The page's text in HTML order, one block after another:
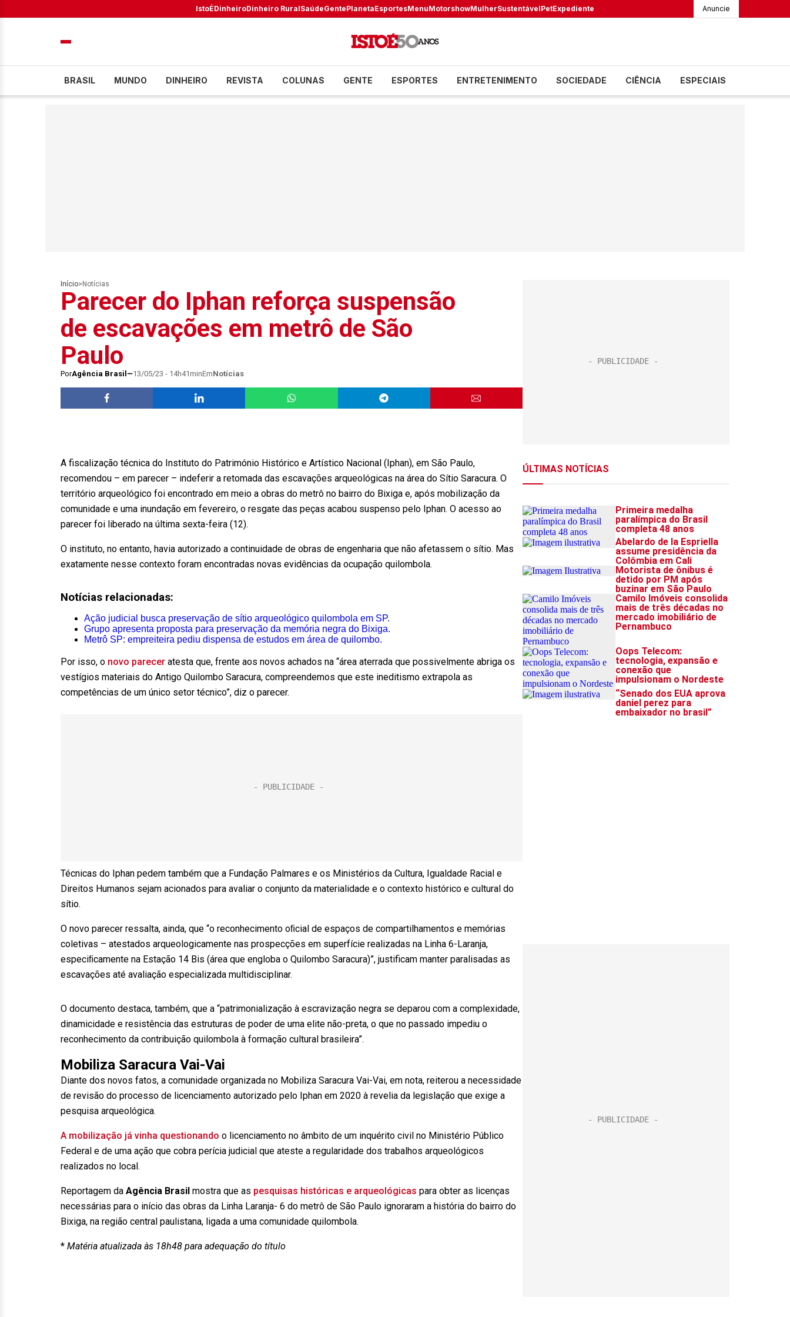
IstoÉDinheiroDinheiro RuralSaúdeGentePlanetaEsportesMenuMotorshowMulherSustentávelPetExpediente Anuncie
BRASIL MUNDO DINHEIRO REVISTA COLUNAS GENTE ESPORTES ENTRETENIMENTO SOCIEDADE CIÊNCIA ESPECIAIS
Início> Notícias
Parecer do Iphan reforça suspensão
de escavações em metrô de São
Paulo
PorAgência Brasil 13/05/23 - 14h41minEmNotícias
A fiscalização técnica do Instituto do Património Histórico e Artístico Nacional (Iphan), em São Paulo,
recomendou – em parecer – indeferir a retomada das escavações arqueológicas na área do Sítio Saracura. O
território arqueológico foi encontrado em meio a obras do metrô no bairro do Bixiga e, após mobilização da
comunidade e uma inundação em fevereiro, o resgate das peças acabou suspenso pelo Iphan. O acesso ao
parecer foi liberado na última sexta-feira (12).
O instituto, no entanto, havia autorizado a continuidade de obras de engenharia que não afetassem o sítio. Mas
exatamente nesse contexto foram encontradas novas evidências da ocupação quilombola.
Notícias relacionadas:
Ação judicial busca preservação de sítio arqueológico quilombola em SP.
Grupo apresenta proposta para preservação da memória negra do Bixiga.
Metrô SP: empreiteira pediu dispensa de estudos em área de quilombo.
Por isso, o novo parecer atesta que, frente aos novos achados na “área aterrada que possivelmente abriga os
vestígios materiais do Antigo Quilombo Saracura, compreendemos que este ineditismo extrapola as
competências de um único setor técnico”, diz o parecer.
Técnicas do Iphan pedem também que a Fundação Palmares e os Ministérios da Cultura, Igualdade Racial e
Direitos Humanos sejam acionados para avaliar o conjunto da materialidade e o contexto histórico e cultural do
sítio.
O novo parecer ressalta, ainda, que “o reconhecimento oﬁcial de espaços de compartilhamentos e memórias
coletivas – atestados arqueologicamente nas prospecções em superfície realizadas na Linha 6-Laranja,
especiﬁcamente na Estação 14 Bis (área que engloba o Quilombo Saracura)”, justificam manter paralisadas as
escavações até avaliação especializada multidisciplinar.
O documento destaca, também, que a “patrimonialização à escravização negra se deparou com a complexidade,
dinamicidade e resistência das estruturas de poder de uma elite não-preta, o que no passado impediu o
reconhecimento da contribuição quilombola à formação cultural brasileira”.
Mobiliza Saracura Vai-Vai
Diante dos novos fatos, a comunidade organizada no Mobiliza Saracura Vai-Vai, em nota, reiterou a necessidade
de revisão do processo de licenciamento autorizado pelo Iphan em 2020 à revelia da legislação que exige a
pesquisa arqueológica.
A mobilização já vinha questionando o licenciamento no âmbito de um inquérito civil no Ministério Público
Federal e de uma ação que cobra perícia judicial que ateste a regularidade dos trabalhos arqueológicos
realizados no local.
Reportagem da Agência Brasil mostra que as pesquisas históricas e arqueológicas para obter as licenças
necessárias para o início das obras da Linha Laranja- 6 do metrô de São Paulo ignoraram a história do bairro do
Bixiga, na região central paulistana, ligada a uma comunidade quilombola.
* Matéria atualizada às 18h48 para adequação do título